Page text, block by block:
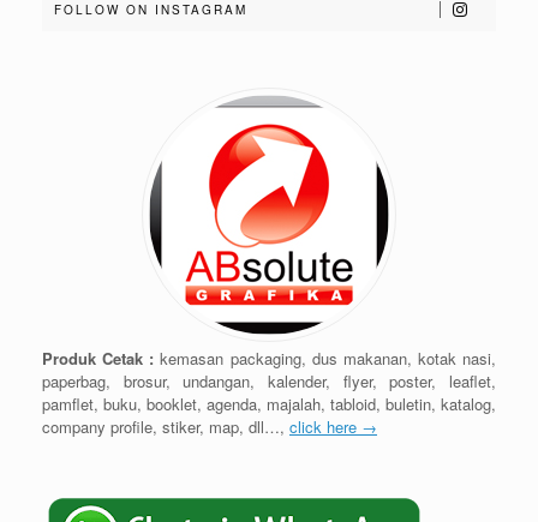
FOLLOW ON INSTAGRAM
Produk Cetak : kemasan packaging, dus makanan, kotak nasi,
paperbag, brosur, undangan, kalender, flyer, poster, leaflet,
pamflet, buku, booklet, agenda, majalah, tabloid, buletin, katalog,
company profile, stiker, map, dll…, click here →